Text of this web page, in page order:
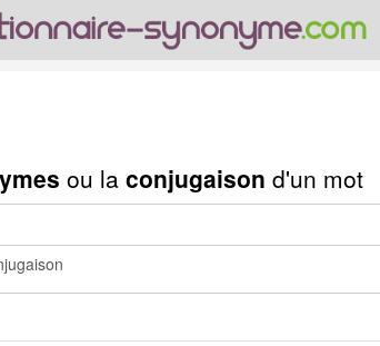
ou la conjugaison d'un mot